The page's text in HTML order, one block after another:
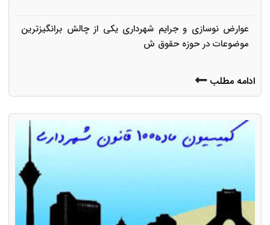
عوارض نوسازی و جرایم شهرداری یکی از چالش برانگیزترین
موضوعات در حوزه حقوق ش
ادامه مطلب